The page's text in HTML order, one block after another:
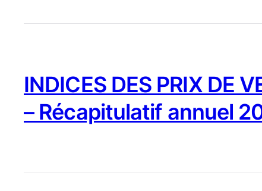
INDICES DES PRIX DE
– Récapitulatif annuel